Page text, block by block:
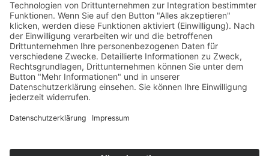
Entspannung und Aufmerksamkeit
nehmen ab
Muskelaufbau wird beschleunigt